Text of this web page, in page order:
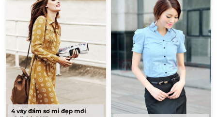
Cách Trang Điểm
Thời Trang Nam Hàn Quốc Đẹp
Vẽ Móng Tay Đẹp
Tóc Mái Đẹp
Chăm Sóc Tóc Đẹp
Trang Điểm
Mix Đồ Nam
Cách Làm Tóc Đẹp
Tóc Nam Vuốt Dựng Đẹp
Tóc Cô Dâu Đẹp
Tóc Nam Trẻ Đẹp
Búi Tóc Đẹp
Tóc Nhuộm Đẹp
Thực Đơn Ăn Kiêng
Những Kiểu Móng Tay Đẹp
Những Kiểu Nail Đẹp
Tóc Uốn Đẹp
4 váy đầm sơ mi đẹp mới